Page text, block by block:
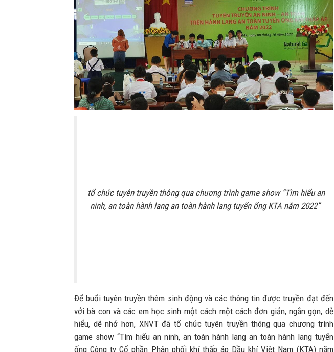
tổ chức tuyên truyền thông qua chương trình game show “Tìm hiểu an
ninh, an toàn hành lang an toàn hành lang tuyến ống KTA năm 2022”
Để buổi tuyên truyền thêm sinh động và các thông tin được truyền đạt đến
với bà con và các em học sinh một cách một cách đơn giản, ngắn gọn, dễ
hiểu, dễ nhớ hơn, XNVT đã tổ chức tuyên truyền thông qua chương trình
game show “Tìm hiểu an ninh, an toàn hành lang an toàn hành lang tuyến
ống Công ty Cổ phần Phân phối khí thấp áp Dầu khí Việt Nam (KTA) năm